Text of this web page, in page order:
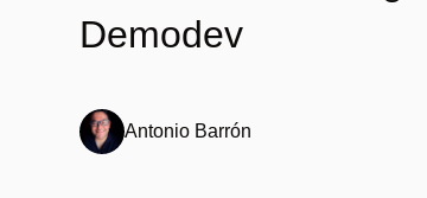
Demodev
Antonio Barrón